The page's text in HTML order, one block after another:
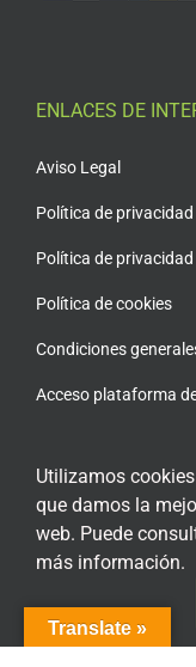
ENLACES DE
Aviso Legal
Política de privacidad
Política de privacidad
Política de cookies
Condiciones
Acceso plataforma
ENCUÉNTRANOS
Translate »
Utilizamos
que damos la
web. Puede
más información.